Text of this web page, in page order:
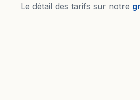
Le détail des tarifs sur notre